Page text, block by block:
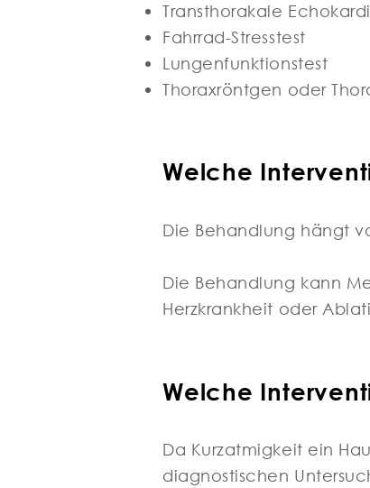
Transthorakale
Fahrrad-Stresstest
Lungenfunktionstest
Thoraxröntgen oder
Welche
Die Behandlung hängt
Die Behandlung kann
Herzkrankheit oder
Welche
Da Kurzatmigkeit ein
diagnostischen